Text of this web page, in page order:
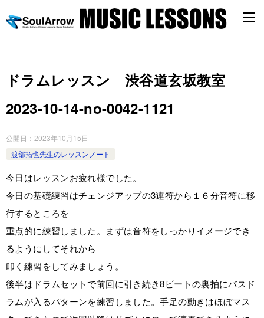
ドラムレッスン 渋谷道玄坂教室
2023-10-14-no-0042-1121
公開日： 2023年10月15日
渡部拓也先生のレッスンノート
今日はレッスンお疲れ様でした。
今日の基礎練習はチェンジアップの3連符から１６分音符に移
行するところを
重点的に練習しました。まずは音符をしっかりイメージでき
るようにしてそれから
叩く練習をしてみましょう。
後半はドラムセットで前回に引き続き8ビートの裏拍にバスド
ラムが入るパターンを練習しました。手足の動きはほぼマス